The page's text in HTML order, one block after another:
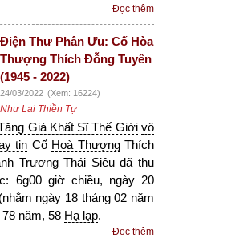
Đọc thêm
Điện Thư Phân Ưu: Cố Hòa
Thượng Thích Đỗng Tuyên
(1945 - 2022)
24/03/2022 (Xem: 16224)
Như Lai Thiền Tự
Già Khất Sĩ Thế Giới vô
tin Cố Hoà ThượngThích
Trương Thái Siêu đã thu
6g00 giờ chiều, ngày 20
ngày 18 tháng 02 năm
năm, 58 Hạ lạp.
Đọc thêm